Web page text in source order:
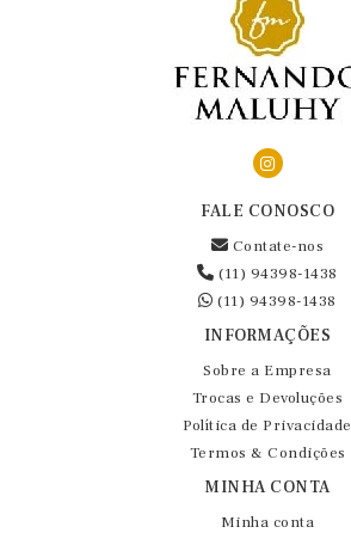
FALE CONOSCO
Contate-nos
(11) 94398-1438
(11) 94398-1438
INFORMAÇÕES
Sobre a Empresa
Trocas e Devoluções
Política de Privacidade
Termos & Condições
MINHA CONTA
Minha conta